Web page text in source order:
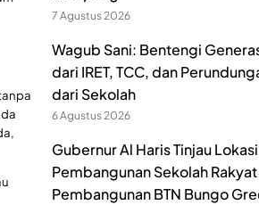
7 Agustus 2026
Wagub Sani: Bentengi
dari IRET, TCC, dan
dari Sekolah
6 Agustus 2026
Gubernur Al Haris Tinjau Lokasi
Pembangunan Sekolah
Pembangunan BTN Bungo